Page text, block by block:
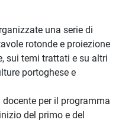
una serie di
rotonde e proiezione
sui temi trattati e su altri
portoghese e
per il programma
del primo e del